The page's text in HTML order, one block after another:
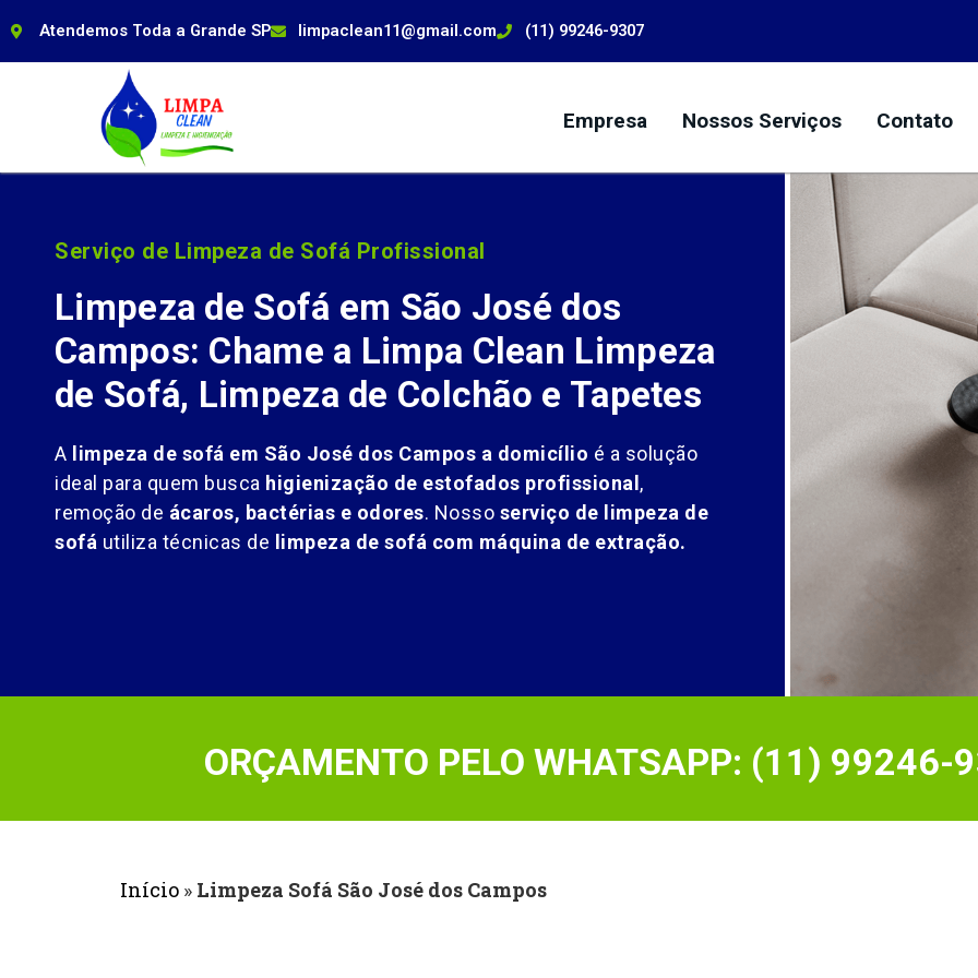
Atendemos Toda a Grande SP limpaclean11@gmail.com (11) 99246-9307
Empresa Nossos Serviços Contato
Serviço de Limpeza de Sofá Profissional
Limpeza de Sofá em São José dos
Campos: Chame a Limpa Clean Limpeza
de Sofá, Limpeza de Colchão e Tapetes
A limpeza de sofá em São José dos Campos a domicílio é a solução
ideal para quem busca higienização de estofados profissional,
remoção de ácaros, bactérias e odores. Nosso serviço de limpeza de
sofá utiliza técnicas de limpeza de sofá com máquina de extração.
ORÇAMENTO PELO WHATSAPP: (11) 99246-
Início » Limpeza Sofá São José dos Campos